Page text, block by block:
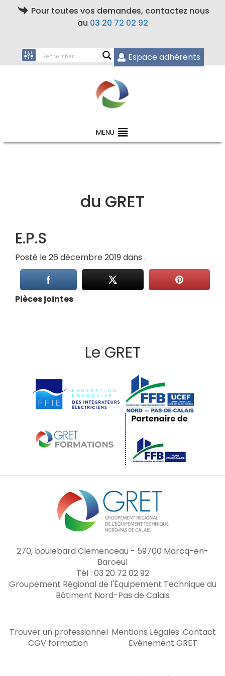
Pour toutes vos demandes, contactez nous
au 03 20 72 02 92
Espace adhérents
MENU
du GRET
E.P.S
Posté le 26 décembre 2019 dans .
Pièces jointes
Le GRET
270, boulebard Clemenceau - 59700 Marcq-en-
Baroeul
Tél : 03 20 72 02 92
Groupement Régional de l'Équipement Technique du
Bâtiment Nord-Pas de Calais
Trouver un professionnel Mentions Légales Contact
CGV formation
Evénement GRET